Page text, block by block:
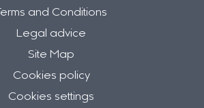
Terms and Conditions
Legal advice
Site Map
Cookies policy
Cookies settings